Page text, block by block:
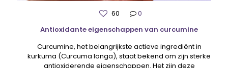
60
0
Antioxidante eigenschappen van curcumine
Curcumine, het belangrijkste actieve ingrediënt in
kurkuma (Curcuma longa), staat bekend om zijn sterke
antioxiderende eigenschappen. Het zijn deze